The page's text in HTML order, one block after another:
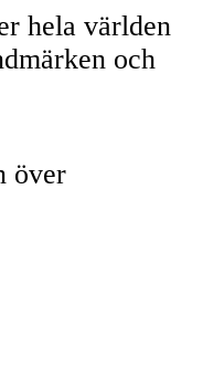
hela världen
och
över